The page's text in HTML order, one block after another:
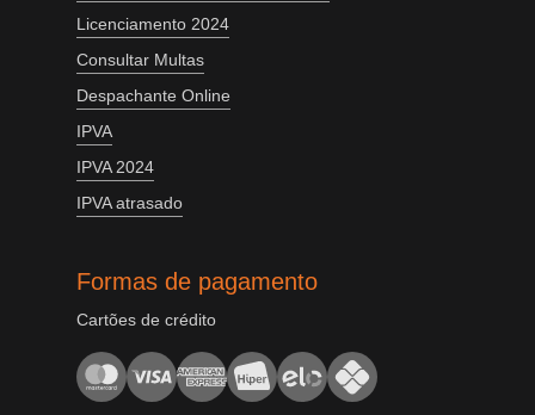
Licenciamento 2024
Consultar Multas
Despachante Online
IPVA
IPVA 2024
IPVA atrasado
Formas de pagamento
Cartões de crédito